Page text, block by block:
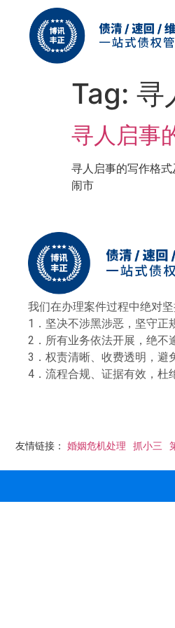
Tag: 寻
寻人启事
寻人启事的写作格
闹市
我们在办理案件过程中绝对
1．坚决不涉黑涉恶，坚守正
2．所有业务依法开展，绝不
3．权责清晰、收费透明，避
4．流程合规、证据有效，杜
友情链接： 婚姻危机处理 抓小三